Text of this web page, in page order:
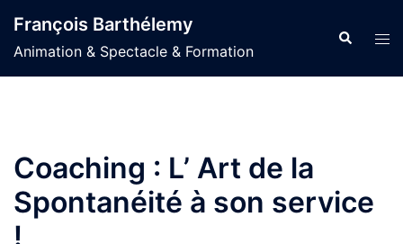
au
contenu
François Barthélemy
Animation & Spectacle & Formation
Coaching : L’ Art de la
Spontanéité à son service
!